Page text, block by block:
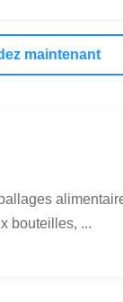
maintenant
bouteilles, ...